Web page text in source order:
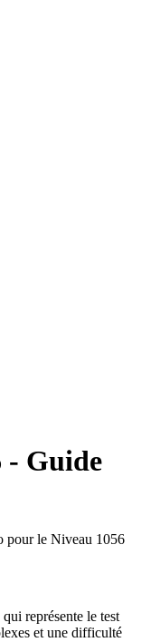
- Guide
pour le Niveau 1056
qui représente le test
et une difficulté